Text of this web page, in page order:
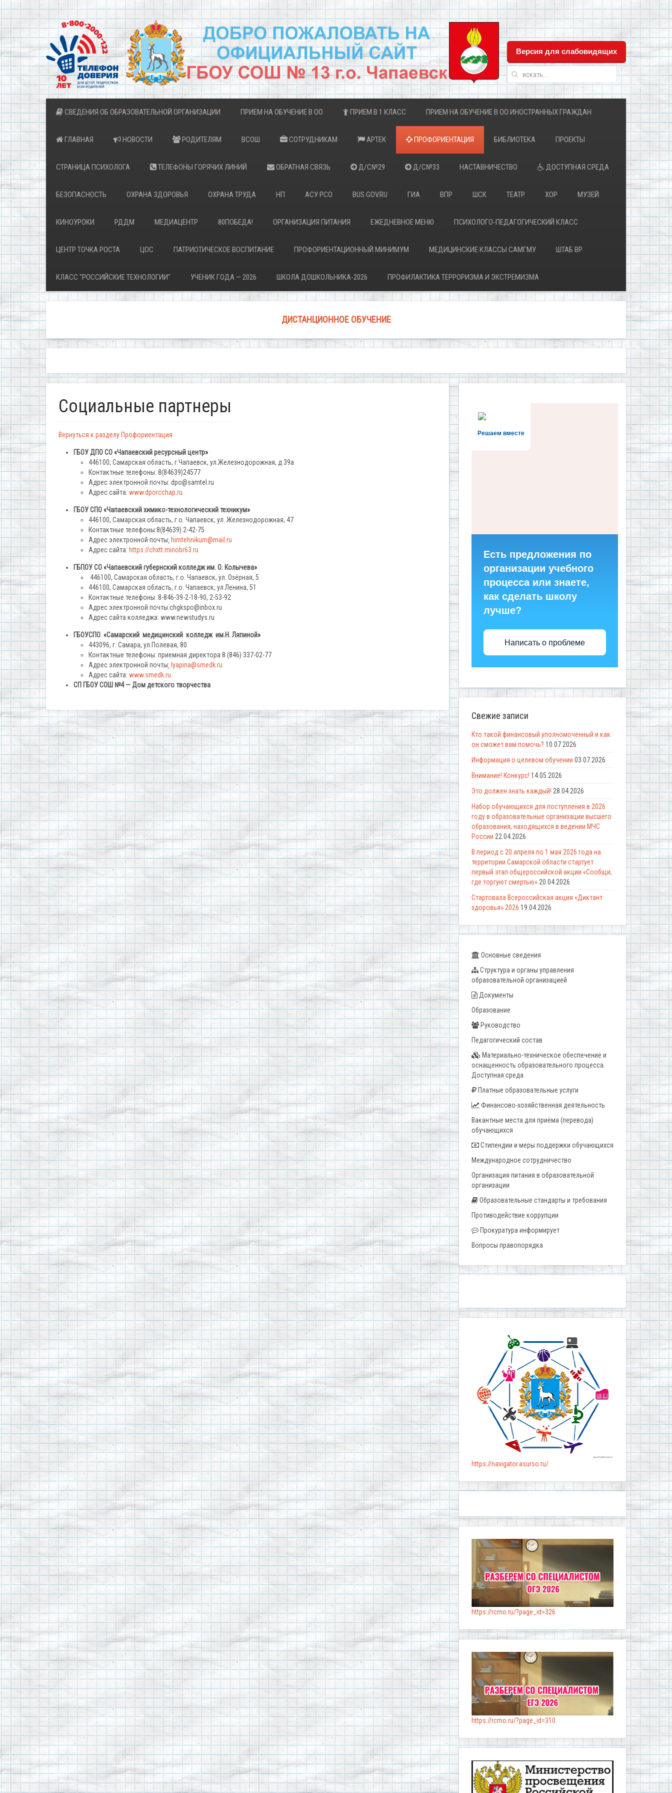
Версия для слабовидящих
СВЕДЕНИЯ ОБ ОБРАЗОВАТЕЛЬНОЙ ОРГАНИЗАЦИИ ПРИЕМ НА ОБУЧЕНИЕ В ОО ПРИЕМ В 1 КЛАСС ПРИЕМ НА ОБУЧЕНИЕ В ОО ИНОСТРАННЫХ ГРАЖДАН
ГЛАВНАЯ НОВОСТИ РОДИТЕЛЯМ ВСОШ СОТРУДНИКАМ АРТЕК ПРОФОРИЕНТАЦИЯ БИБЛИОТЕКА ПРОЕКТЫ
СТРАНИЦА ПСИХОЛОГА ТЕЛЕФОНЫ ГОРЯЧИХ ЛИНИЙ ОБРАТНАЯ СВЯЗЬ Д/С№29 Д/С№33 НАСТАВНИЧЕСТВО ДОСТУПНАЯ СРЕДА
БЕЗОПАСНОСТЬ ОХРАНА ЗДОРОВЬЯ ОХРАНА ТРУДА НП АСУ РСО BUS.GOV.RU ГИА ВПР ШСК ТЕАТР ХОР МУЗЕЙ
КИНОУРОКИ РДДМ МЕДИАЦЕНТР 80ПОБЕДА! ОРГАНИЗАЦИЯ ПИТАНИЯ ЕЖЕДНЕВНОЕ МЕНЮ ПСИХОЛОГО-ПЕДАГОГИЧЕСКИЙ КЛАСС
ЦЕНТР ТОЧКА РОСТА ЦОС ПАТРИОТИЧЕСКОЕ ВОСПИТАНИЕ ПРОФОРИЕНТАЦИОННЫЙ МИНИМУМ МЕДИЦИНСКИЕ КЛАССЫ САМГМУ ШТАБ ВР
КЛАСС "РОССИЙСКИЕ ТЕХНОЛОГИИ" УЧЕНИК ГОДА — 2026 ШКОЛА ДОШКОЛЬНИКА-2026 ПРОФИЛАКТИКА ТЕРРОРИЗМА И ЭКСТРЕМИЗМА
ДИСТАНЦИОННОЕ ОБУЧЕНИЕ
Социальные партнеры
Вернуться к разделу Профориентация
ГБОУ ДПО СО «Чапаевский ресурсный центр»
446100, Самарская область, г.Чапаевск, ул.Железнодорожная, д.39а
Контактные телефоны: 8(84639)24577
Адрес электронной почты: dpo@samtel.ru
Адрес сайта: www.dporcchap.ru
ГБОУ СПО «Чапаевский химико-технологический техникум»
446100, Самарская область, г.о. Чапаевск, ул. Железнодорожная, 47
Контактные телефоны:8(84639) 2-42-75
Адрес электронной почты: himtehnikum@mail.ru
Адрес сайта: https://chxtt.minobr63.ru
ГБПОУ СО «Чапаевский губернский колледж им. О. Колычева»
446100, Самарская область, г.о. Чапаевск, ул. Озёрная, 5
446100, Самарская область, г.о. Чапаевск, ул.Ленина, 51
Контактные телефоны: 8-846-39-2-18-90, 2-53-92
Адрес электронной почты:chgkspo@inbox.ru
Адрес сайта колледжа: www.newstudys.ru
ГБОУСПО «Самарский медицинский колледж им.Н. Ляпиной»
443096, г. Самара, ул.Полевая, 80
Контактные телефоны: приемная директора 8 (846) 337-02-77
Адрес электронной почты: lyapina@smedk.ru
Адрес сайта: www.smedk.ru
СП ГБОУ СОШ №4 — Дом детского творчества
Решаем вместе
Есть предложения по
организации учебного
процесса или знаете,
как сделать школу
лучше?
Написать о проблеме
Свежие записи
Кто такой финансовый уполномоченный и как
он сможет вам помочь? 10.07.2026
Информация о целевом обучении 03.07.2026
Внимание! Конкурс! 14.05.2026
Это должен знать каждый! 28.04.2026
Набор обучающихся для поступления в 2026
году в образовательные организации высшего
образования, находящихся в ведении МЧС
России 22.04.2026
В период с 20 апреля по 1 мая 2026 года на
территории Самарской области стартует
первый этап общероссийской акции «Сообщи,
где торгуют смертью»20.04.2026
Стартовала Всероссийская акция «Диктант
здоровья» 2026 19.04.2026
Основные сведения
Структура и органы управления
образовательной организацией
Документы
Образование
Руководство
Педагогический состав
Материально-техническое обеспечение и
оснащенность образовательного процесса.
Доступная среда
Платные образовательные услуги
Финансово-хозяйственная деятельность
Вакантные места для приёма (перевода)
обучающихся
Стипендии и меры поддержки обучающихся
Международное сотрудничество
Организация питания в образовательной
организации
Образовательные стандарты и требования
Противодействие коррупции
Прокуратура информирует
Вопросы правопорядка
https://navigator.asurso.ru/
https://rcmo.ru/?page_id=326
https://rcmo.ru/?page_id=310